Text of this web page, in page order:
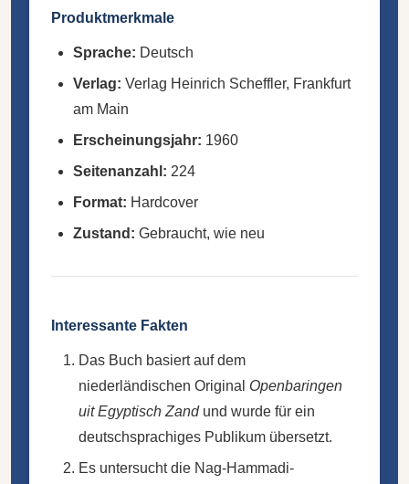
Produktmerkmale
Sprache: Deutsch
Verlag: Verlag Heinrich Scheffler, Frankfurt
am Main
Erscheinungsjahr: 1960
Seitenanzahl: 224
Format: Hardcover
Zustand: Gebraucht, wie neu
Interessante Fakten
Das Buch basiert auf dem
niederländischen Original Openbaringen
uit Egyptisch Zandund wurde für ein
deutschsprachiges Publikum übersetzt.
Es untersucht die Nag-Hammadi-